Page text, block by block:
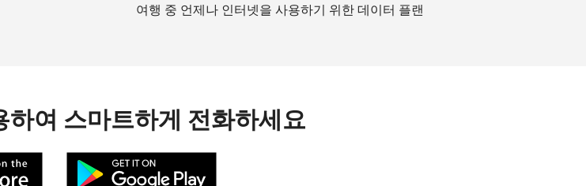
여행 중 언제나 인터넷을 사용하기 위한 데이터 플랜
하여 스마트하게 전화하세요